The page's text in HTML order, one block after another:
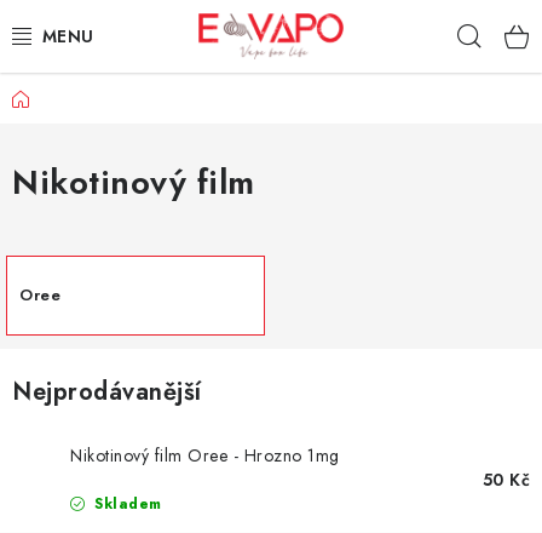
na
3D TISK
TIPY ZA DOBROU CENU
BÁZE
Domů
Nikotinový film
Oree
Nejprodávanější
Nikotinový film Oree - Hrozno 1mg
Skladem
50 Kč